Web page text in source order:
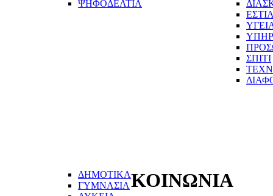
ΨΗΦΟΔΕΛΤΙΑ
ΣΠΙΤΙ
ΔΗΜΟΤΙΚΑ
ΓΥΜΝΑΣΙΑ ΚΟΙΝΩΝΙΑ